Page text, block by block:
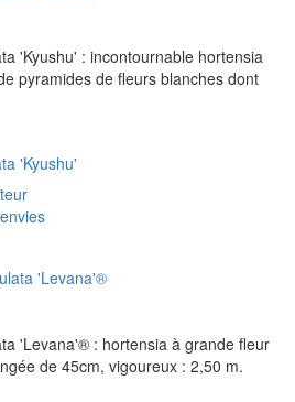
'Kyushu' : incontournable hortensia
pyramides de fleurs blanches dont
'Kyushu'
'Levana'® : hortensia à grande fleur
de 45cm, vigoureux : 2,50 m.